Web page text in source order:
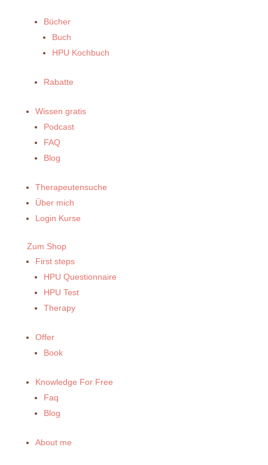
Bücher
Buch
HPU Kochbuch
Rabatte
Wissen gratis
Podcast
FAQ
Blog
Therapeutensuche
Über mich
Login Kurse
Zum Shop
First steps
HPU Questionnaire
HPU Test
Therapy
Offer
Book
Knowledge For Free
Faq
Blog
About me